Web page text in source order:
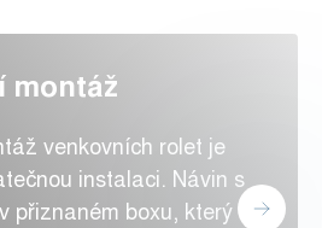
montáž
venkovních rolet je
instalaci. Návin s
přiznaném boxu, který